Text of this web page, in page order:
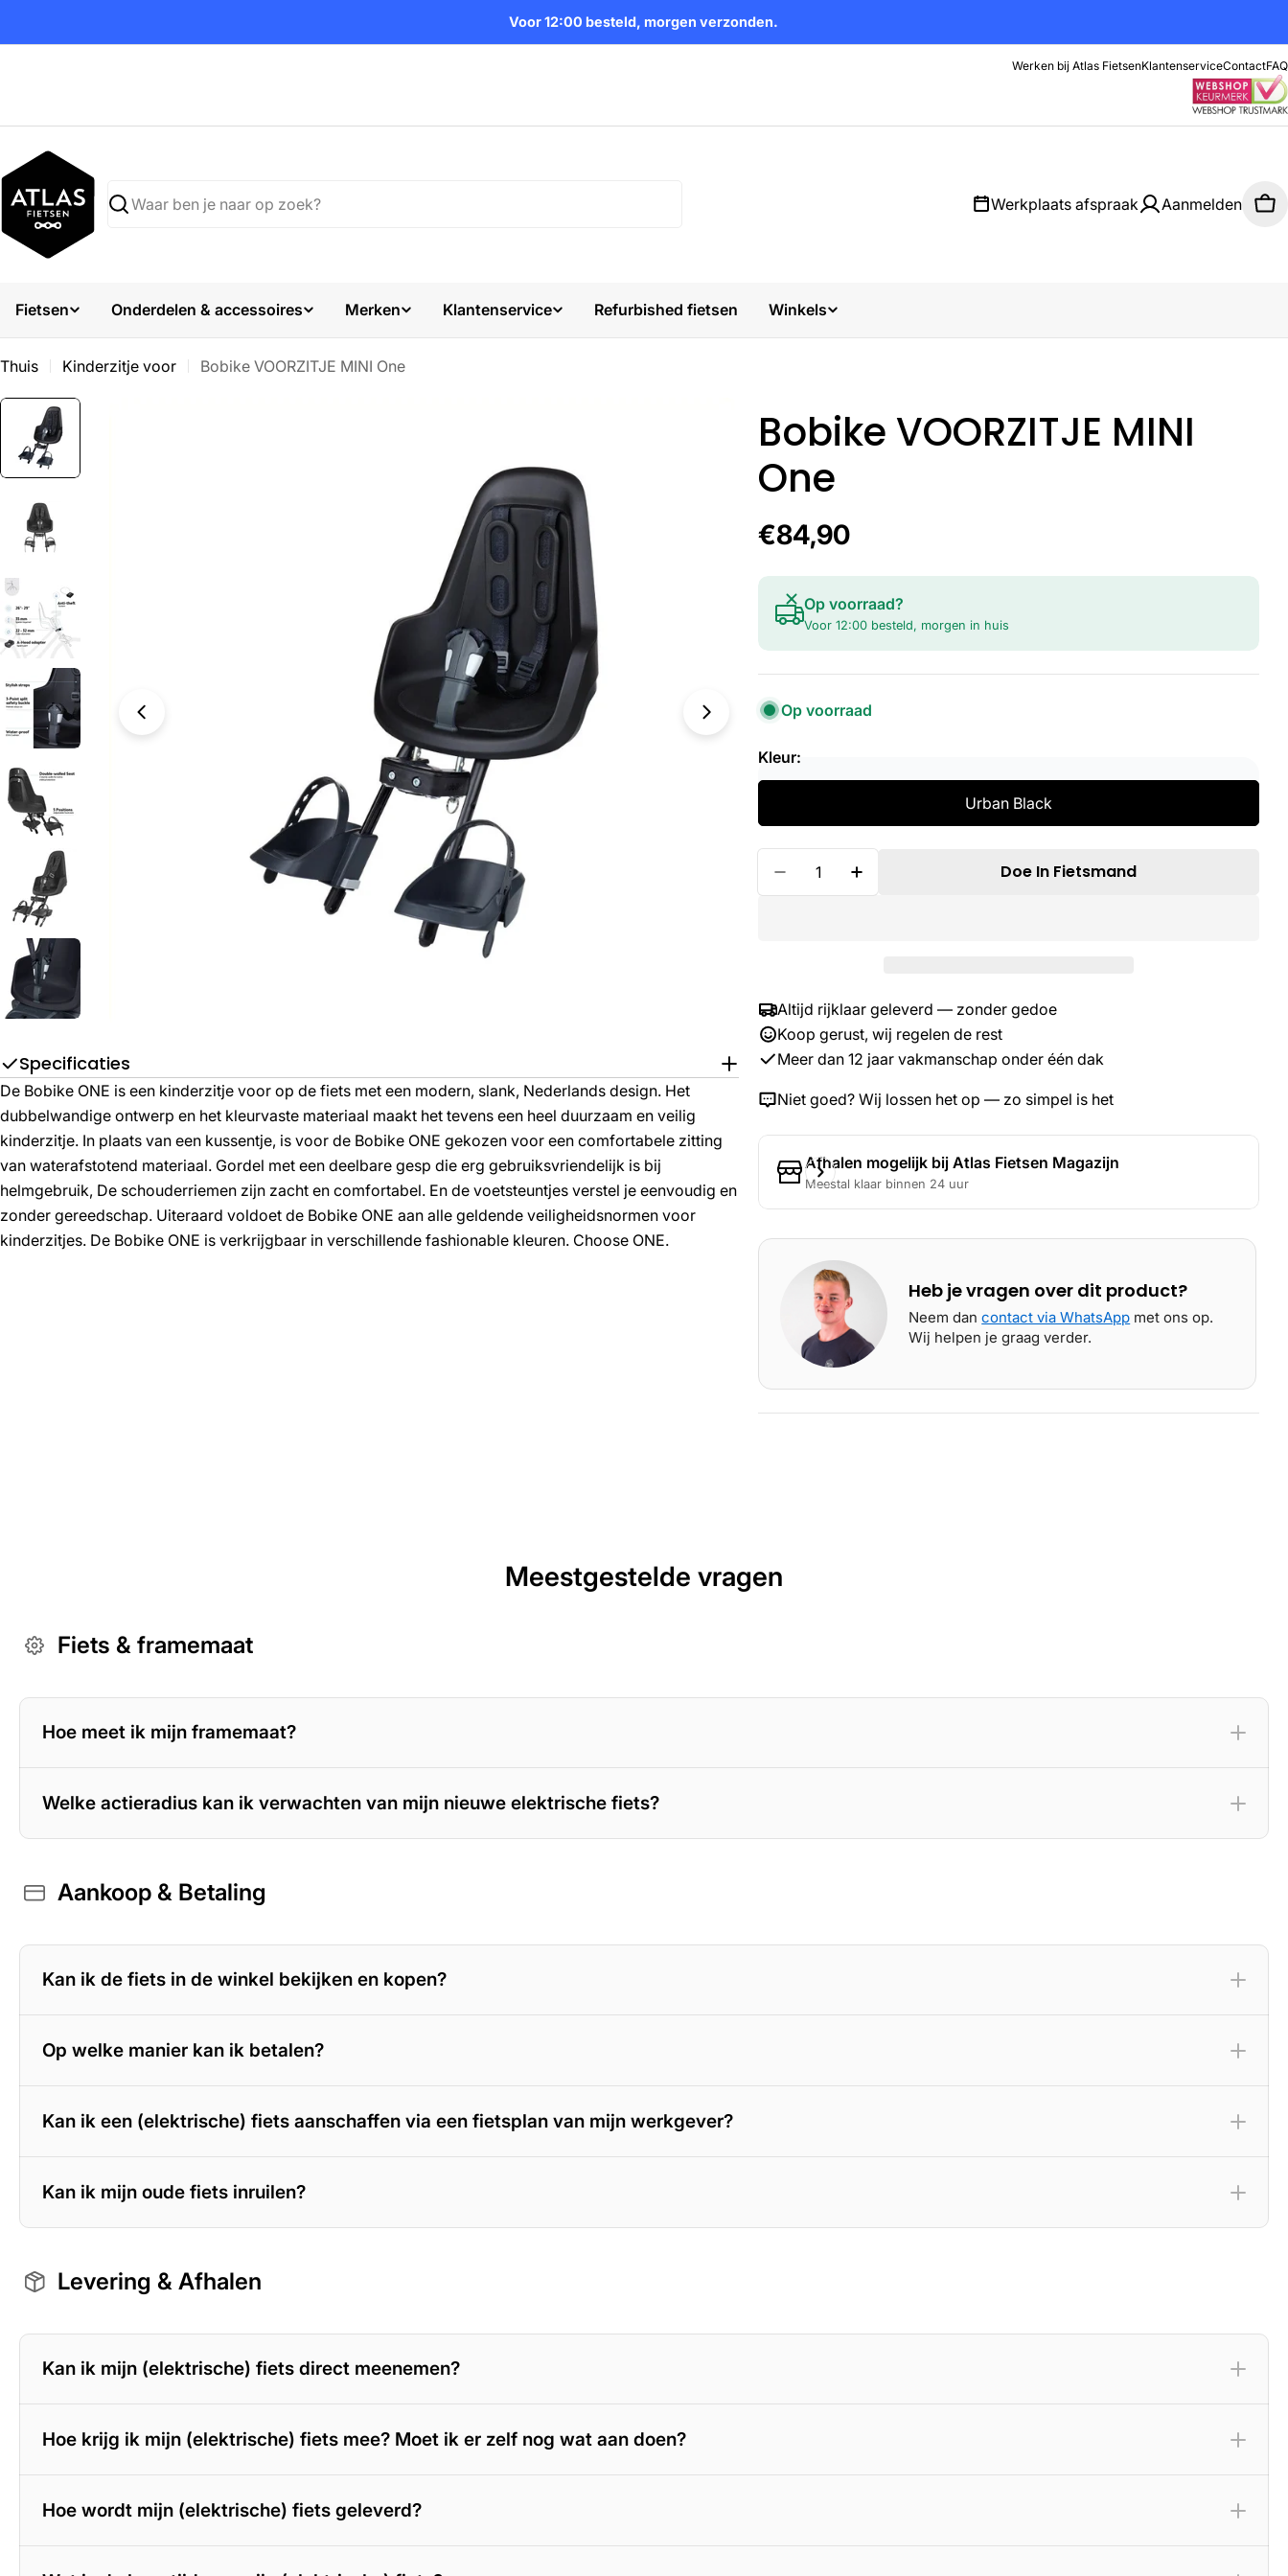
Voor 12:00 besteld, morgen verzonden.
Werken bij Atlas FietsenKlantenserviceContactFAQ
Zoekopdracht
Werkplaats afspraak Aanmelden
Fietsen Onderdelen & accessoires Merken Klantenservice Refurbished fietsen Winkels
Thuis Kinderzitje voor Bobike VOORZITJE MINI One
Open media 0 in modaal
Open media 1 in modaal
Specificaties
De Bobike ONE is een kinderzitje voor op de fiets met een modern, slank, Nederlands design. Het
dubbelwandige ontwerp en het kleurvaste materiaal maakt het tevens een heel duurzaam en veilig
kinderzitje. In plaats van een kussentje, is voor de Bobike ONE gekozen voor een comfortabele zitting
van waterafstotend materiaal. Gordel met een deelbare gesp die erg gebruiksvriendelijk is bij
helmgebruik, De schouderriemen zijn zacht en comfortabel. En de voetsteuntjes verstel je eenvoudig en
zonder gereedschap. Uiteraard voldoet de Bobike ONE aan alle geldende veiligheidsnormen voor
kinderzitjes. De Bobike ONE is verkrijgbaar in verschillende fashionable kleuren. Choose ONE.
Bobike VOORZITJE MINI
One
Normale
prijs
€84,90
Op voorraad?
Voor 12:00 besteld, morgen in huis
Op voorraad
Kleur:
Urban Black
Verminder Hoeveelheid Voor Bobike VOORZITJE MINI One
Verhoog De Hoeveelheid Voor Bobike VOORZITJE
Doe In Fietsmand
Altijd rijklaar geleverd — zonder gedoe
Koop gerust, wij regelen de rest
Meer dan 12 jaar vakmanschap onder één dak
Niet goed? Wij lossen het op — zo simpel is het
Afhalen mogelijk bijAtlas Fietsen Magazijn
Meestal klaar binnen 24 uur
Heb je vragen over dit product?
Neem dancontact via WhatsApp met ons op.
Wij helpen je graag verder.
Meestgestelde vragen
Fiets & framemaat
Hoe meet ik mijn framemaat?
Welke actieradius kan ik verwachten van mijn nieuwe elektrische fiets?
400 Wh accu– 70 tot 100 km
625 Wh accu– 125 tot 150 km
800 Wh accu– tot circa 180 km
Aankoop & Betaling
Kan ik de fiets in de winkel bekijken en kopen?
Op welke manier kan ik betalen?
Kan ik een (elektrische) fiets aanschaffen via een fietsplan van mijn werkgever?
Kan ik mijn oude fiets inruilen?
Levering & Afhalen
Kan ik mijn (elektrische) fiets direct meenemen?
Hoe krijg ik mijn (elektrische) fiets mee? Moet ik er zelf nog wat aan doen?
Hoe wordt mijn (elektrische) fiets geleverd?